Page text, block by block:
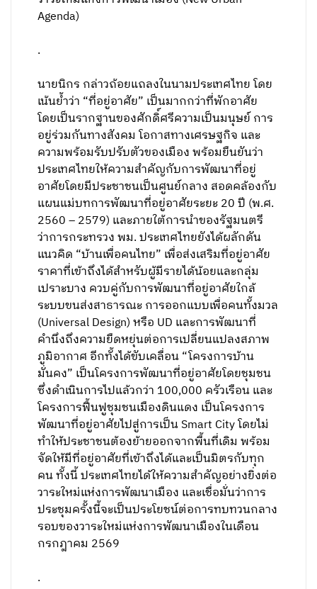
Agenda)
.
นายนิกร กล่าวถ้อยแถลงในนามประเทศไทย โดย
เน้นย้ำว่า “ที่อยู่อาศัย” เป็นมากกว่าที่พักอาศัย
โดยเป็นรากฐานของศักดิ์ศรีความเป็นมนุษย์ การ
อยู่ร่วมกันทางสังคม โอกาสทางเศรษฐกิจ และ
ความพร้อมรับปรับตัวของเมือง พร้อมยืนยันว่า
ประเทศไทยให้ความสำคัญกับการพัฒนาที่อยู่
อาศัยโดยมีประชาชนเป็นศูนย์กลาง สอดคล้องกับ
แผนแม่บทการพัฒนาที่อยู่อาศัยระยะ 20 ปี (พ.ศ.
2560 – 2579) และภายใต้การนำของรัฐมนตรี
ว่าการกระทรวง พม. ประเทศไทยยังได้ผลักดัน
แนวคิด “บ้านเพื่อคนไทย” เพื่อส่งเสริมที่อยู่อาศัย
ราคาที่เข้าถึงได้สำหรับผู้มีรายได้น้อยและกลุ่ม
เปราะบาง ควบคู่กับการพัฒนาที่อยู่อาศัยใกล้
ระบบขนส่งสาธารณะ การออกแบบเพื่อคนทั้งมวล
(Universal Design) หรือ UD และการพัฒนาที่
คำนึงถึงความยืดหยุ่นต่อการเปลี่ยนแปลงสภาพ
ภูมิอากาศ อีกทั้งได้ขับเคลื่อน “โครงการบ้าน
มั่นคง” เป็นโครงการพัฒนาที่อยู่อาศัยโดยชุมชน
ซึ่งดำเนินการไปแล้วกว่า 100,000 ครัวเรือน และ
โครงการฟื้นฟูชุมชนเมืองดินแดง เป็นโครงการ
พัฒนาที่อยู่อาศัยไปสู่การเป็น Smart City โดยไม่
ทำให้ประชาชนต้องย้ายออกจากพื้นที่เดิม พร้อม
จัดให้มีที่อยู่อาศัยที่เข้าถึงได้และเป็นมิตรกับทุก
คน ทั้งนี้ ประเทศไทยได้ให้ความสำคัญอย่างยิ่งต่อ
วาระใหม่แห่งการพัฒนาเมือง และเชื่อมั่นว่าการ
ประชุมครั้งนี้จะเป็นประโยชน์ต่อการทบทวนกลาง
รอบของวาระใหม่แห่งการพัฒนาเมืองในเดือน
กรกฎาคม 2569
.